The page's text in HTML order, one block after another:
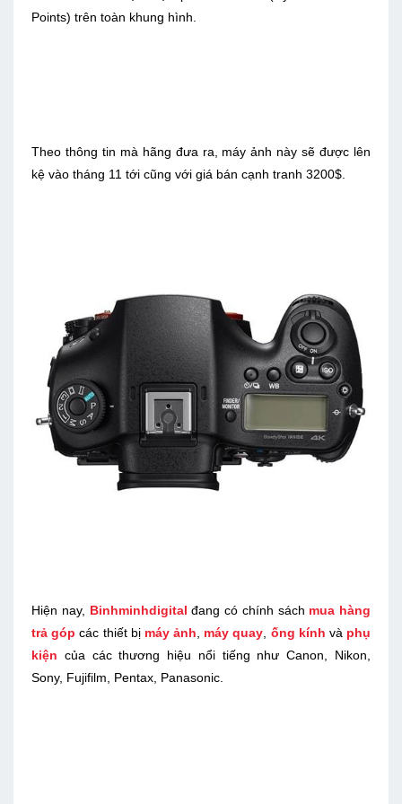
Points) trên toàn khung hình.
Theo thông tin mà hãng đưa ra, máy ảnh này sẽ được lên
kệ vào tháng 11 tới cũng với giá bán cạnh tranh 3200$.
Hiện nay, Binhminhdigital đang có chính sách mua hàng
trả góp các thiết bị máy ảnh máy quay ống kính và phụ
kiện của các thương hiệu nổi tiếng như Canon, Nikon,
Sony, Fujifilm, Pentax, Panasonic.